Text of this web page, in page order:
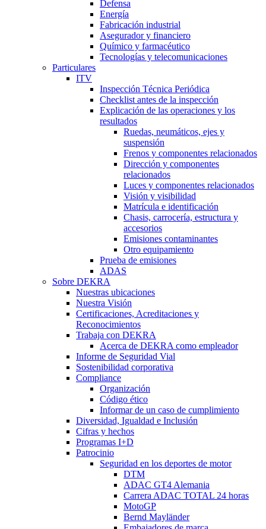
Defensa
Energía
Fabricación industrial
Asegurador y financiero
Químico y farmacéutico
Tecnologías y telecomunicaciones
Particulares
ITV
Inspección Técnica Periódica
Checklist antes de la inspección
Explicación de las operaciones y los
resultados
Ruedas, neumáticos, ejes y
suspensión
Frenos y componentes relacionados
Dirección y componentes
relacionados
Luces y componentes relacionados
Visión y visibilidad
Matrícula e identificación
Chasis, carrocería, estructura y
accesorios
Emisiones contaminantes
Otro equipamiento
Prueba de emisiones
ADAS
Sobre DEKRA
Nuestras ubicaciones
Nuestra Visión
Certificaciones, Acreditaciones y
Reconocimientos
Trabaja con DEKRA
Acerca de DEKRA como empleador
Informe de Seguridad Vial
Sostenibilidad corporativa
Compliance
Organización
Código ético
Informar de un caso de cumplimiento
Diversidad, Igualdad e Inclusión
Cifras y hechos
Programas I+D
Patrocinio
Seguridad en los deportes de motor
DTM
ADAC GT4 Alemania
Carrera ADAC TOTAL 24 horas
MotoGP
Bernd Mayländer